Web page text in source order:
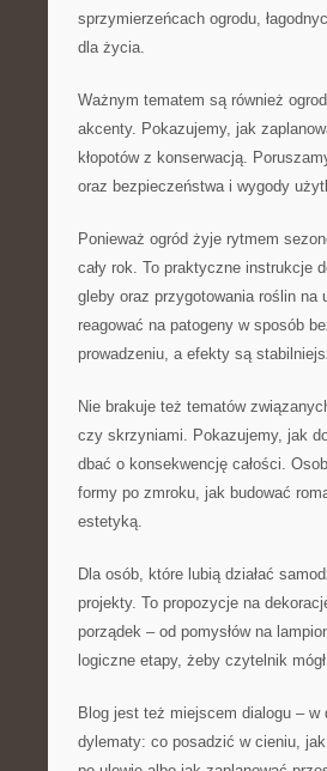
sprzymierzeńcach ogrodu,
dla życia.
Ważnym tematem są również
akcenty. Pokazujemy, jak
kłopotów z konserwacją.
oraz bezpieczeństwa i wygody
Ponieważ ogród żyje rytmem
cały rok. To praktyczne instrukcje
gleby oraz przygotowania roślin na
reagować na patogeny w sposób
prowadzeniu, a efekty są
Nie brakuje też tematów
czy skrzyniami. Pokazujemy, jak
dbać o konsekwencję całości.
formy po zmroku, jak budować
estetyką.
Dla osób, które lubią działać
projekty. To propozycje na
porządek – od pomysłów na
logiczne etapy, żeby czytelnik
Blog jest też miejscem dialogu –
dylematy: co posadzić w cieniu,